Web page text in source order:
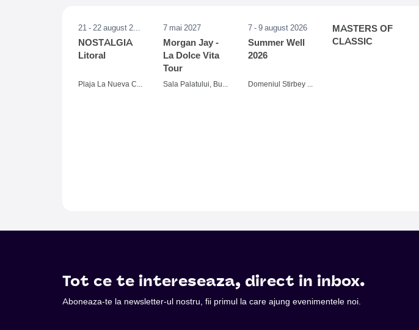
21 - 22 august 2026
NOSTALGIA
Litoral
Plaja La Nueva Cucaracha, Mamaia
7 mai 2027
Morgan Jay -
La Dolce Vita
Tour
Sala Palatului, Bucuresti
7 - 9 august 2026
Summer Well
2026
Domeniul Stirbey Voda, Buftea
MASTERS OF
CLASSIC
Tot ce te intereseaza, direct in inbox.
Aboneaza-te la newsletter-ul nostru, fii primul la care ajung evenimentele noi.